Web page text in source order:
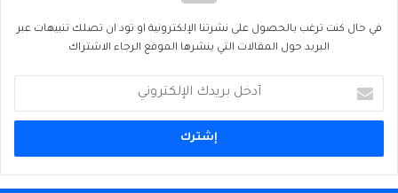
في حال كنت ترغب بالحصول على نشرتنا الإلكترونية او تود ان تصلك تنبيهات عبر
البريد حول المقالات التي ينشرها الموقع الرجاء الاشتراك
بريدك
الإلكتروني